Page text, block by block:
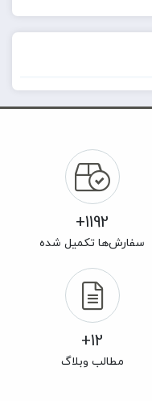
1192+
سفارش‌ها تکمیل شده
12+
مطالب وبلاگ